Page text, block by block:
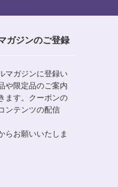
ガジンのご登録
マガジンに登録い
や限定品のご案内
ます。クーポンの
ンテンツの配信
らお願いいたしま